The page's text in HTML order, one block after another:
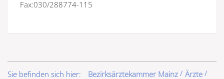
Fax:030/288774-115
Sie befinden sich hier: Bezirksärztekammer Mainz
Ärzte